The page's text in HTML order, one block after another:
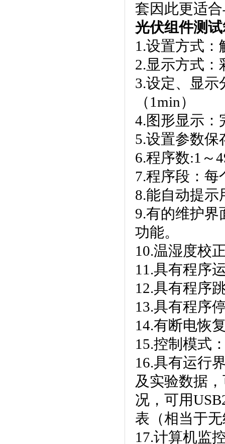
套因此更适合
光伏组件测
1.设置方式
2.显示方式
3.设定、显
（1min）
4.图形显示
5.设置参数保
6.程序数:1～
7.程序段：
8.能自动提示用
9.有的维护界
功能。
10.温湿度校正
11.具有程序
12.具有程序跳
13.具有程序停
14.有断电恢复
15.控制模式
16.具有运行界
及实验数据
况，可用
表（相当于无
17.计算机监